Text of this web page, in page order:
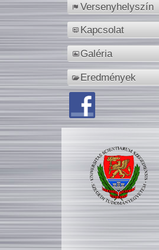
Versenyhelyszín
Kapcsolat
Galéria
Eredmények